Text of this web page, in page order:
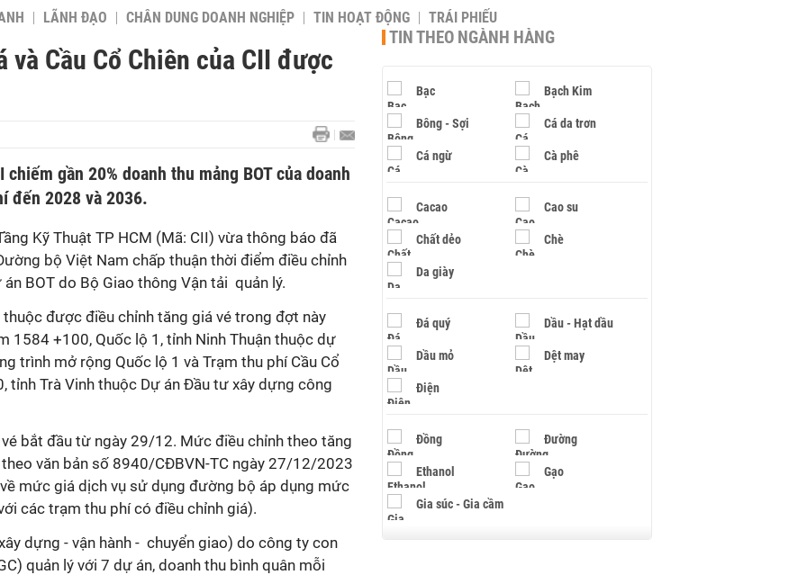
LÃNH ĐẠO CHÂN DUNG DOANH NGHIỆP TIN HOẠT ĐỘNG TRÁI PHIẾU
và Cầu Cổ Chiên của CII được
gần 20% doanh thu mảng BOT của doanh
đến 2028 và 2036.
Kỹ Thuật TP HCM (Mã: CII) vừa thông báo đã
bộ Việt Nam chấp thuận thời điểm điều chỉnh
BOT do Bộ Giao thông Vận tải quản lý.
được điều chỉnh tăng giá vé trong đợt này
1584 +100, Quốc lộ 1, tỉnh Ninh Thuận thuộc dự
trình mở rộng Quốc lộ 1 và Trạm thu phí Cầu Cổ
tỉnh Trà Vinh thuộc Dự án Đầu tư xây dựng công
bắt đầu từ ngày 29/12. Mức điều chỉnh theo tăng
văn bản số 8940/CĐBVN-TC ngày 27/12/2023
mức giá dịch vụ sử dụng đường bộ áp dụng mức
các trạm thu phí có điều chỉnh giá).
dựng - vận hành - chuyển giao) do công ty con
quản lý với 7 dự án, doanh thu bình quân mỗi
TIN THEO NGÀNH HÀNG
Bạc Bạch Kim
Bông - Sợi Cá da trơn
Cá ngừ Cà phê
Cacao Cao su
Chất dẻo Chè
Da giày
Đá quý Dầu - Hạt dầu
Dầu mỏ Dệt may
Điện
Đồng Đường
Ethanol Gạo
Gia súc - Gia cầm